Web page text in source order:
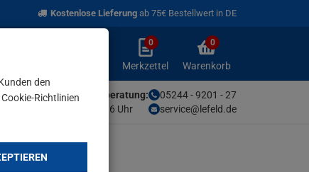
Kostenlose Lieferung ab 75€ Bestellwert in DE
Merkzettel
aufklappen
0
Merkzettel
Warenkorb
0
Warenkorb
05244 - 9201 - 27
service@lefeld.de
Unsere Fachberatung:
Mo-Fr von 9-16 Uhr
den
Richtlinien